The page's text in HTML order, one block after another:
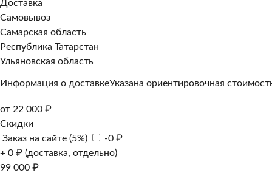
Доставка
Самовывоз
Самарская область
Республика Татарстан
Ульяновская область
Информация о доставкеУказана ориентировочная
от 22 000 ₽
Скидки
Заказ на сайте (5%)
-0 ₽
+ 0 ₽ (доставка, отдельно)
99 000 ₽